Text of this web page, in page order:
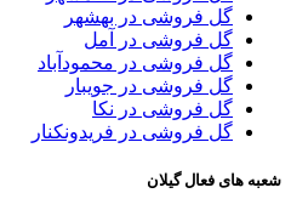
گل فروشی در بهشهر
گل فروشی در آمل
گل فروشی در محمودآباد
گل فروشی در جویبار
گل فروشی در نکا
گل فروشی در فریدونکنار
شعبه های فعال گیلان